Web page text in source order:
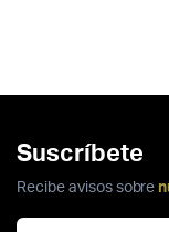
Suscríbete
Recibe avisos sobre